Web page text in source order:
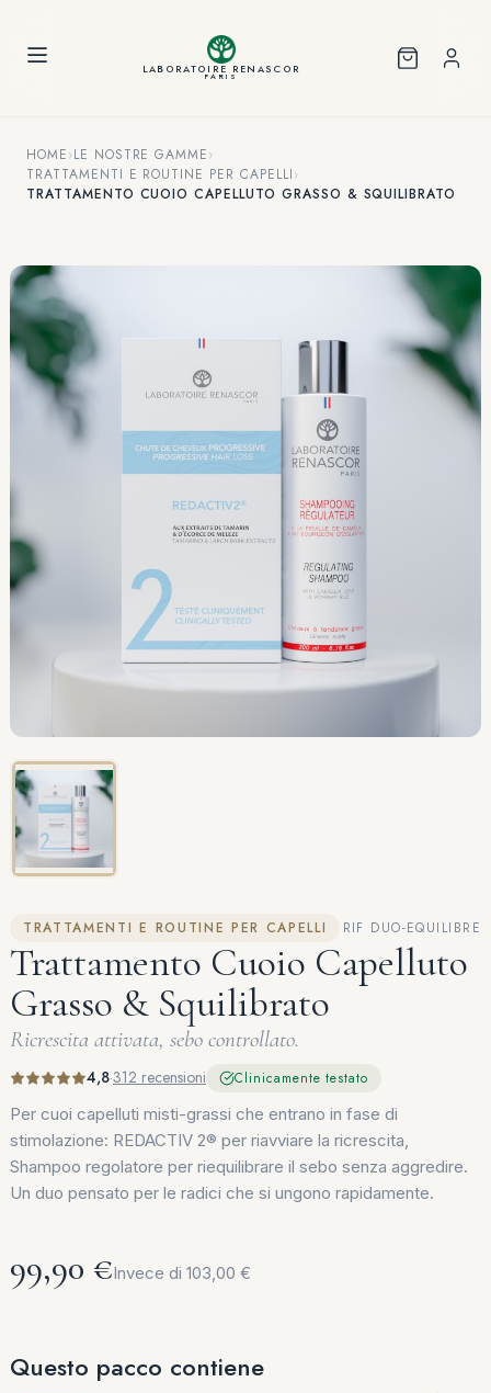
LABORATOIRE RENASCOR
PARIS
HOME›LE NOSTRE GAMME›
TRATTAMENTI E ROUTINE PER CAPELLI›
TRATTAMENTO CUOIO CAPELLUTO GRASSO & SQUILIBRATO
TRATTAMENTI E ROUTINE PER CAPELLI RIF DUO-EQUILIBRE
Trattamento Cuoio Capelluto
Grasso & Squilibrato
Ricrescita attivata, sebo controllato.
4,8·312 recensioni Clinicamente testato
Per cuoi capelluti misti-grassi che entrano in fase di
stimolazione: REDACTIV 2® per riavviare la ricrescita,
Shampoo regolatore per riequilibrare il sebo senza aggredire.
Un duo pensato per le radici che si ungono rapidamente.
99,90 €Invece di 103,00 €
Questo pacco contiene